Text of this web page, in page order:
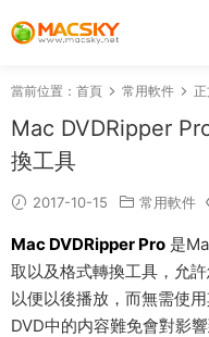
當前位置： 首頁 常用軟件
Mac DVDRipper
換工具
2017-10-15 常用軟件
Mac DVDRipper Pro 是
取以及格式轉換工具，允
以便以後播放，而無需使
DVD中的内容難免會對影